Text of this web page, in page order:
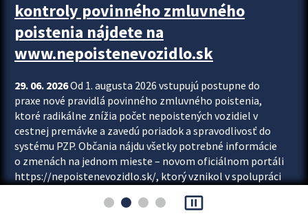
kontroly povinného zmluvného
poistenia nájdete na
www.nepoistenevozidlo.sk
29. 06. 2026Od 1. augusta 2026 vstupujú postupne do
praxe nové pravidlá povinného zmluvného poistenia,
ktoré radikálne znížia počet nepoistených vozidiel v
cestnej premávke a zavedú poriadok a spravodlivosť do
systému PZP. Občania nájdu všetky potrebné informácie
o zmenách na jednom mieste – novom oficiálnom portáli
https://nepoistenevozidlo.sk/, ktorý vznikol v spolupráci
asociácie poisťovní (SLASPO) a Ministerstva vnútra SR.
pause_presentation